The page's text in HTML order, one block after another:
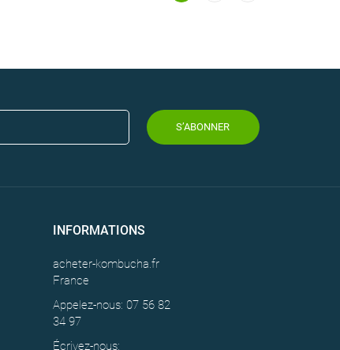
S’ABONNER
INFORMATIONS
acheter-kombucha.fr
France
Appelez-nous: 07 56 82
34 97
Écrivez-nous: